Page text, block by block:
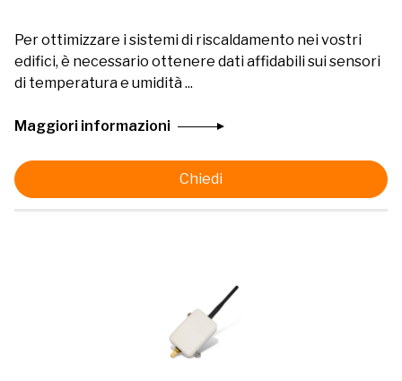
Per ottimizzare i sistemi di riscaldamento nei vostri
edifici, è necessario ottenere dati affidabili sui sensori
di temperatura e umidità ...
Maggiori informazioni
Chiedi